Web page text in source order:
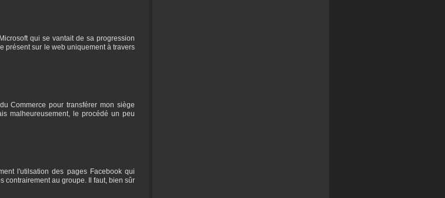
qui se vantait de sa progression
présent sur le web uniquement à travers
Commerce pour transférer mon siège
malheureusement, le procédé un peu
l'utilsation des pages Facebook qui
contrairement au groupe. Il faut, bien sûr